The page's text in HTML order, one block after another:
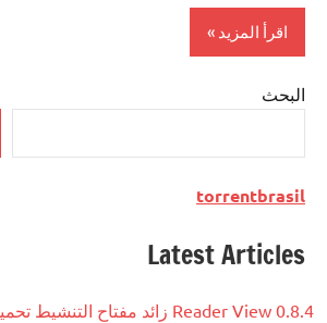
اقرأ المزيد
Programming
البحث
torrentbrasil
Latest Articles
Reader View 0.8.4 زائد مفتاح التنشيط تحميل مجاني 2026